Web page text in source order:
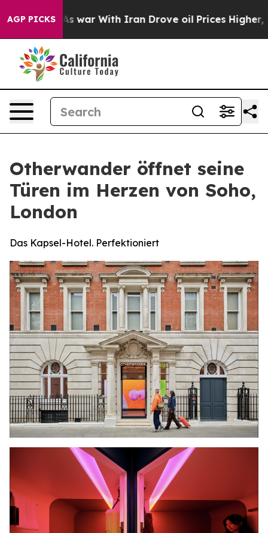
AGP PICKS
As war With Iran Drove oil Prices Higher,
Otherwander öffnet seine
Türen im Herzen von Soho,
London
Das Kapsel-Hotel. Perfektioniert